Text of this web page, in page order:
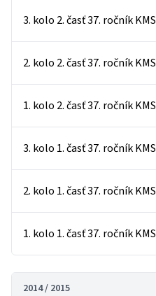
3. kolo 2. časť 37. ročník KMS
2. kolo 2. časť 37. ročník KMS
1. kolo 2. časť 37. ročník KMS
3. kolo 1. časť 37. ročník KMS
2. kolo 1. časť 37. ročník KMS
1. kolo 1. časť 37. ročník KMS
2014 / 2015